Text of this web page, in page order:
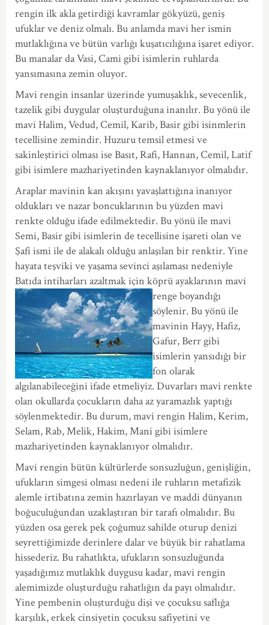
rengin ilk akla getirdiği kavramlar gökyüzü, geniş
ufuklar ve deniz olmalı. Bu anlamda mavi her ismin
mutlaklığına ve bütün varlığı kuşatıcılığına işaret ediyor.
Bu manalar da Vasi, Cami gibi isimlerin ruhlarda
yansımasına zemin oluyor.
Mavi rengin insanlar üzerinde yumuşaklık, sevecenlik,
tazelik gibi duygular oluşturduğuna inanılır. Bu yönü ile
mavi Halim, Vedud, Cemil, Karib, Basir gibi isinmlerin
tecellisine zemindir. Huzuru temsil etmesi ve
sakinleştirici olması ise Basıt, Rafi, Hannan, Cemil, Latif
gibi isimlere mazhariyetinden kaynaklanıyor olmalıdır.
Araplar mavinin kan akışını yavaşlattığına inanıyor
oldukları ve nazar boncuklarının bu yüzden mavi
renkte olduğu ifade edilmektedir. Bu yönü ile mavi
Semi, Basir gibi isimlerin de tecellisine işareti olan ve
Şafi ismi ile de alakalı olduğu anlaşılan bir renktir. Yine
hayata teşviki ve yaşama sevinci aşılaması nedeniyle
Batıda intiharları azaltmak için köprü ayaklarının mavi
renge boyandığı
söylenir. Bu yönü ile
mavinin Hayy, Hafiz,
Gafur, Berr gibi
isimlerin yansıdığı bir
fon olarak
algılanabileceğini ifade etmeliyiz. Duvarları mavi renkte
olan okullarda çocukların daha az yaramazlık yaptığı
söylenmektedir. Bu durum, mavi rengin Halim, Kerim,
Selam, Rab, Melik, Hakim, Mani gibi isimlere
mazhariyetinden kaynaklanıyor olmalıdır.
Mavi rengin bütün kültürlerde sonsuzluğun, genişliğin,
ufukların simgesi olması nedeni ile ruhların metafizik
alemle irtibatına zemin hazırlayan ve maddi dünyanın
boğuculuğundan uzaklaştıran bir tarafı olmalıdır. Bu
yüzden osa gerek pek çoğumuz sahilde oturup denizi
seyrettiğimizde derinlere dalar ve büyük bir rahatlama
hissederiz. Bu rahatlıkta, ufukların sonsuzluğunda
yaşadığımız mutlaklık duygusu kadar, mavi rengin
alemimizde oluşturduğu rahatlığın da payı olmalıdır.
Yine pembenin oluşturduğu dişi ve çocuksu saflığa
karşılık, erkek cinsiyetin çocuksu safiyetini ve